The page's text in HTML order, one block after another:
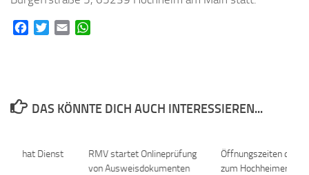
FacebookTwitterEmail
DAS KÖNNTE DICH AUCH INTERESSIEREN...
RMV startet Onlineprüfung
von Ausweisdokumenten
Öffnungszeiten der
zum Hochheimer
hat Dienst